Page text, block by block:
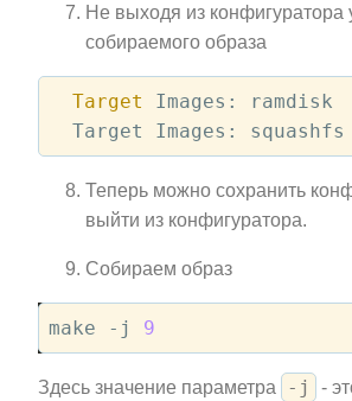
Не выходя из конфигуратора
собираемого образа
Target
Images: ramdisk
Теперь можно сохранить
выйти из конфигуратора.
Собираем образ
make -j 9
Здесь значение параметра -j -